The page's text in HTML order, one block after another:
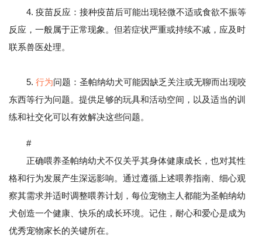
4. 疫苗反应：接种疫苗后可能出现轻微不适或食欲不振等
反应，一般属于正常现象。但若症状严重或持续不减，应及时
联系兽医处理。
5. 行为问题：圣帕纳幼犬可能因缺乏关注或无聊而出现咬
东西等行为问题。提供足够的玩具和活动空间，以及适当的训
练和社交化可以有效解决这些问题。
#
正确喂养圣帕纳幼犬不仅关乎其身体健康成长，也对其性
格和行为发展产生深远影响。通过遵循上述喂养指南、细心观
察其需求并适时调整喂养计划，每位宠物主人都能为圣帕纳幼
犬创造一个健康、快乐的成长环境。记住，耐心和爱心是成为
优秀宠物家长的关键所在。